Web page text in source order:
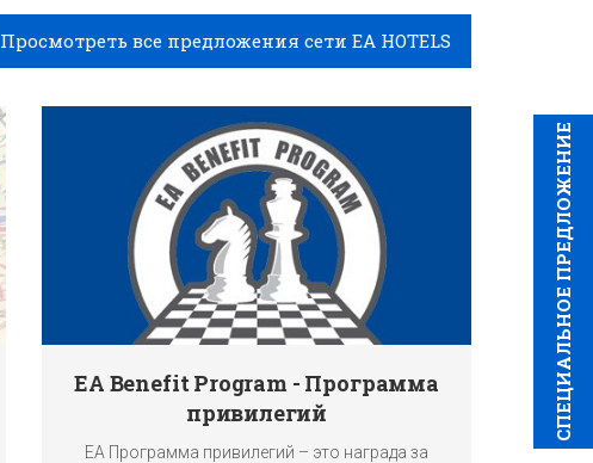
CПЕЦИAЛЬНОЕ ПРЕДЛОЖЕНИЕ
Просмотреть все предложения сети EA HOTELS
EA Benefit Program - Программа
привилегий
EA Программа привилегий – это награда за